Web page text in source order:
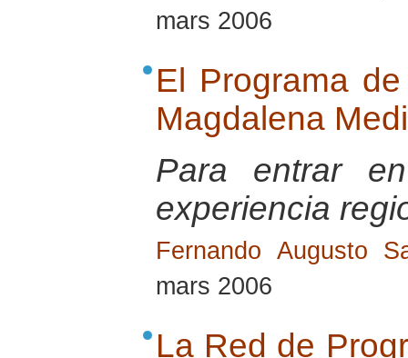
mars 2006
El Programa
Magdalena
Para entrar
experiencia
Fernando Augusto
mars 2006
La Red de